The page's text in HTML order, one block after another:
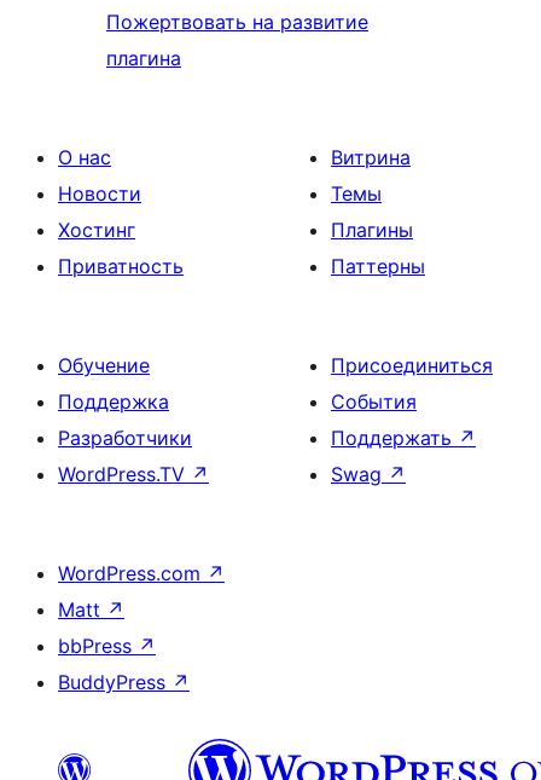
Пожертвовать на развитие
плагина
О нас
Новости
Хостинг
Приватность
Витрина
Темы
Плагины
Паттерны
Обучение
Поддержка
Разработчики
WordPress.TV ↗
Присоединиться
События
Поддержать ↗
Swag ↗
WordPress.com ↗
Matt ↗
bbPress ↗
BuddyPress ↗